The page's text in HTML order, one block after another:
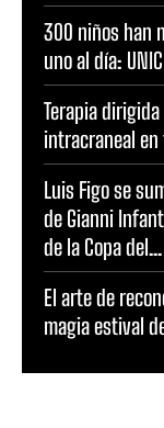
300 niños han
uno al día:
Terapia
intracraneal en
Luis Figo se
de Gianni
de la Copa del...
El arte de
magia estival